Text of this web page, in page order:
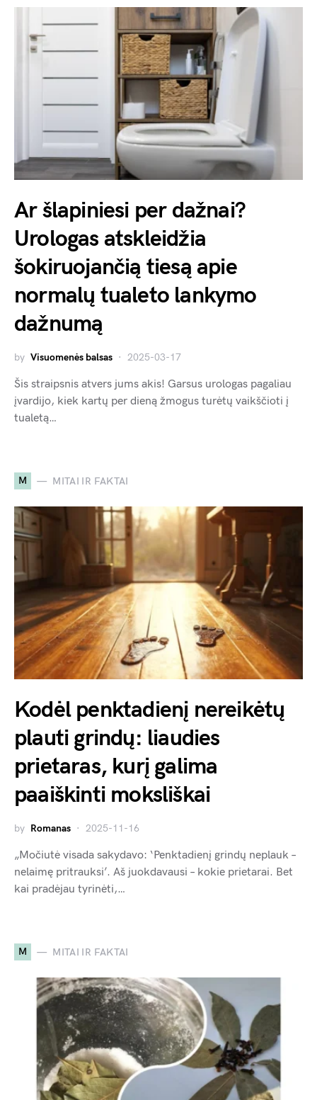
Ar šlapiniesi per dažnai?
Urologas atskleidžia
šokiruojančią tiesą apie
normalų tualeto lankymo
dažnumą
by Visuomenės balsas 2025-03-17
Šis straipsnis atvers jums akis! Garsus urologas pagaliau
įvardijo, kiek kartų per dieną žmogus turėtų vaikščioti į
tualetą…
M MITAI IR FAKTAI
Kodėl penktadienį nereikėtų
plauti grindų: liaudies
prietaras, kurį galima
paaiškinti moksliškai
by Romanas 2025-11-16
„Močiutė visada sakydavo: ‘Penktadienį grindų neplauk –
nelaimę pritrauksi’. Aš juokdavausi – kokie prietarai. Bet
kai pradėjau tyrinėti,…
M MITAI IR FAKTAI